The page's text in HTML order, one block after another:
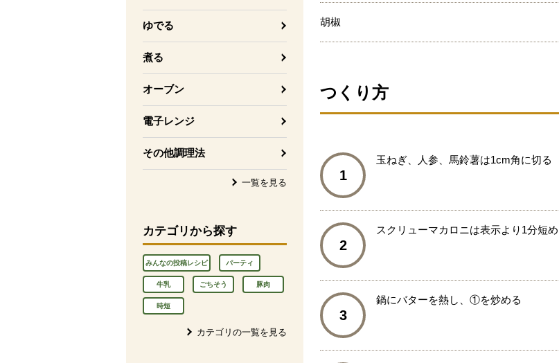
ゆでる
煮る
オーブン
電子レンジ
その他調理法
一覧を見る
カテゴリから探す
みんなの投稿レシピ パーティ
牛乳 ごちそう 豚肉
時短
カテゴリの一覧を見る
胡椒
つくり方
1
玉ねぎ、人参、馬鈴薯は1cm角に切る
2
スクリューマカロニは表示より1分短
3
鍋にバターを熱し、①を炒める